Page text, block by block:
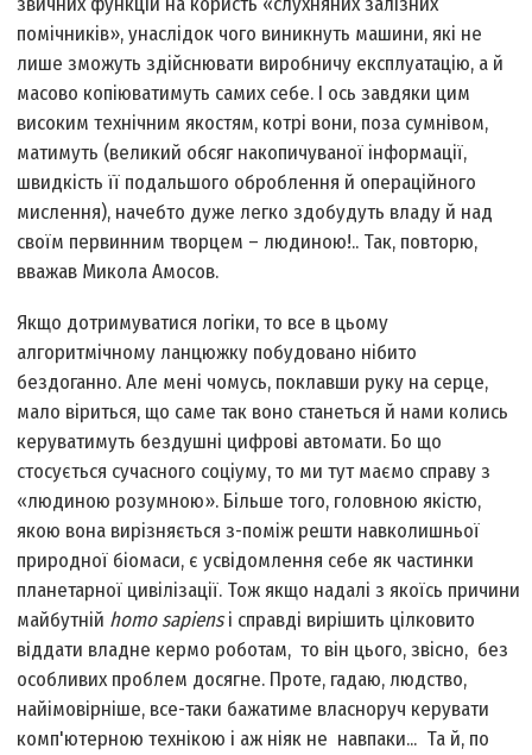
помічників», унаслідок чого виникнуть машини, які не
лише зможуть здійснювати виробничу експлуатацію, а й
масово копіюватимуть самих себе. І ось завдяки цим
високим технічним якостям, котрі вони, поза сумнівом,
матимуть (великий обсяг накопичуваної інформації,
швидкість її подальшого оброблення й операційного
мислення), начебто дуже легко здобудуть владу й над
своїм первинним творцем – людиною!.. Так, повторю,
вважав Микола Амосов.
Якщо дотримуватися логіки, то все в цьому
алгоритмічному ланцюжку побудовано нібито
бездоганно. Але мені чомусь, поклавши руку на серце,
мало віриться, що саме так воно станеться й нами колись
керуватимуть бездушні цифрові автомати. Бо що
стосується сучасного соціуму, то ми тут маємо справу з
«людиною розумною». Більше того, головною якістю,
якою вона вирізняється з-поміж решти навколишньої
природної біомаси, є усвідомлення себе як частинки
планетарної цивілізації. Тож якщо надалі з якоїсь причини
майбутній homo sapiensі справді вирішить цілковито
віддати владне кермо роботам, то він цього, звісно, без
особливих проблем досягне. Проте, гадаю, людство,
найімовірніше, все-таки бажатиме власноруч керувати
комп'ютерною технікою і аж ніяк не навпаки... Та й, по